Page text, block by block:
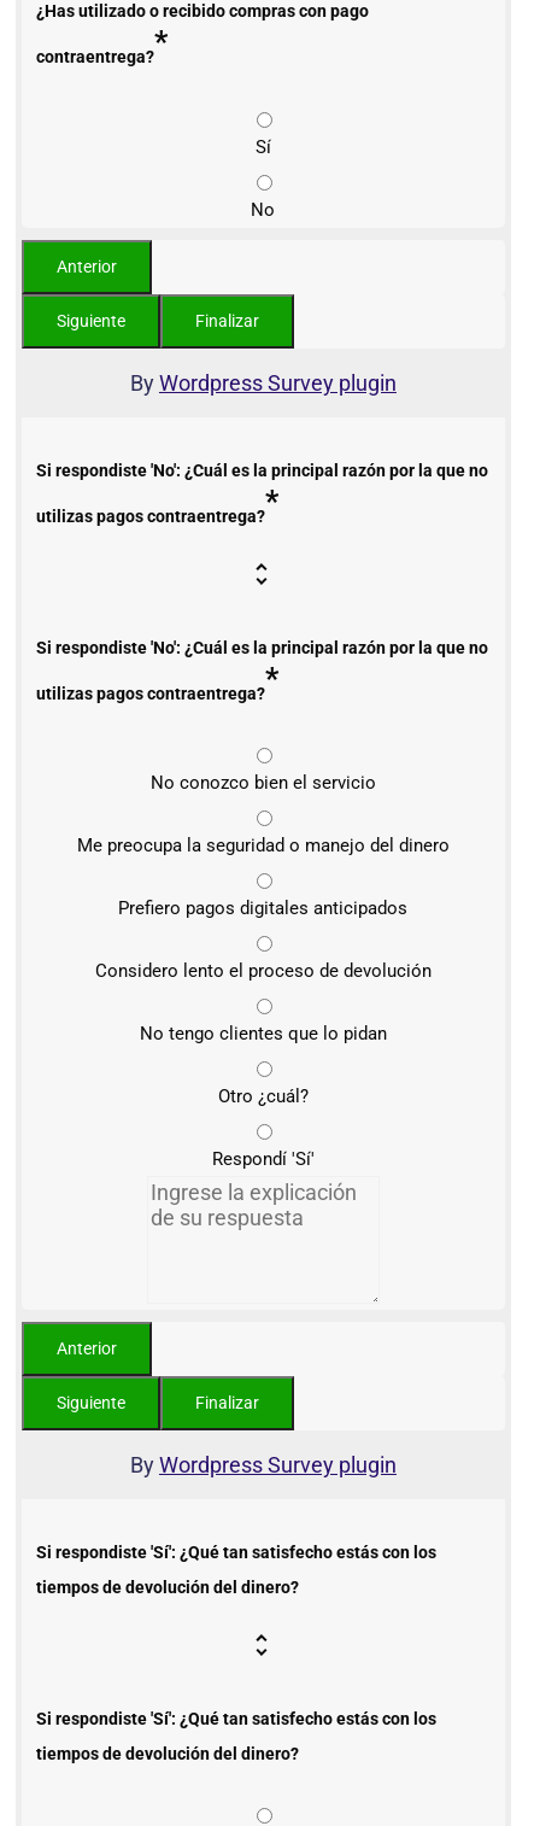
¿Has utilizado o recibido compras con pago
contraentrega?*
Sí
No
ByWordpress Survey plugin
Si respondiste 'No': ¿Cuál es la principal razón por la que no
utilizas pagos contraentrega?*
Si respondiste 'No': ¿Cuál es la principal razón por la que no
utilizas pagos contraentrega?*
No conozco bien el servicio
Me preocupa la seguridad o manejo del dinero
Prefiero pagos digitales anticipados
Considero lento el proceso de devolución
No tengo clientes que lo pidan
Otro ¿cuál?
Respondí 'Sí'
ByWordpress Survey plugin
Si respondiste 'Sí': ¿Qué tan satisfecho estás con los
tiempos de devolución del dinero?
Si respondiste 'Sí': ¿Qué tan satisfecho estás con los
tiempos de devolución del dinero?